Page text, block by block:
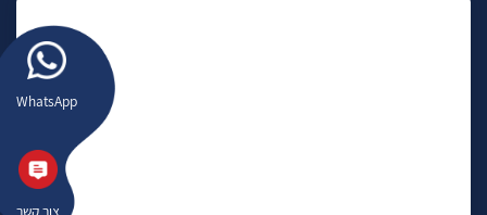
WhatsApp
צור קשר